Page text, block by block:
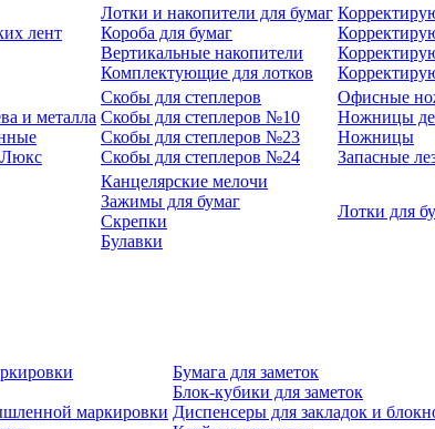
лент
Лотки и накопители для бумаг
Короба для бумаг
Вертикальные накопители
Комплектующие для лотков
и металла
Люкс
Скобы для степлеров
Скобы для степлеров №10
Скобы для степлеров №23
Скобы для степлеров №24
Офисные
Ножницы
Ножницы
Запасные
Канцелярские мелочи
Зажимы для бумаг
Скрепки
Булавки
Лотки для
маркировки
Бумага для заметок
Блок-кубики для заметок
Диспенсеры для закладок и